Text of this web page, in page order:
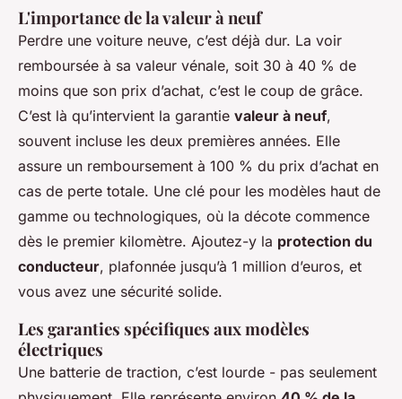
L'importance de la valeur à neuf
Perdre une voiture neuve, c’est déjà dur. La voir
remboursée à sa valeur vénale, soit 30 à 40 % de
moins que son prix d’achat, c’est le coup de grâce.
C’est là qu’intervient la garantie valeur à neuf,
souvent incluse les deux premières années. Elle
assure un remboursement à 100 % du prix d’achat en
cas de perte totale. Une clé pour les modèles haut de
gamme ou technologiques, où la décote commence
dès le premier kilomètre. Ajoutez-y la protection du
conducteur, plafonnée jusqu’à 1 million d’euros, et
vous avez une sécurité solide.
Les garanties spécifiques aux modèles
électriques
Une batterie de traction, c’est lourde - pas seulement